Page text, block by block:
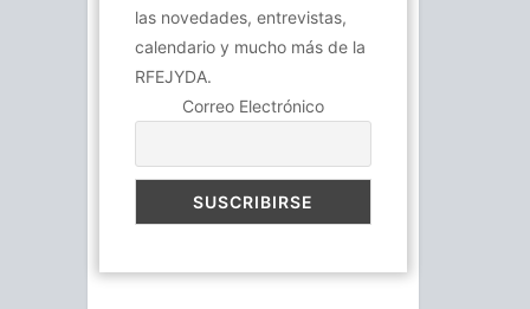
las novedades, entrevistas,
calendario y mucho más de la
RFEJYDA.
Correo Electrónico